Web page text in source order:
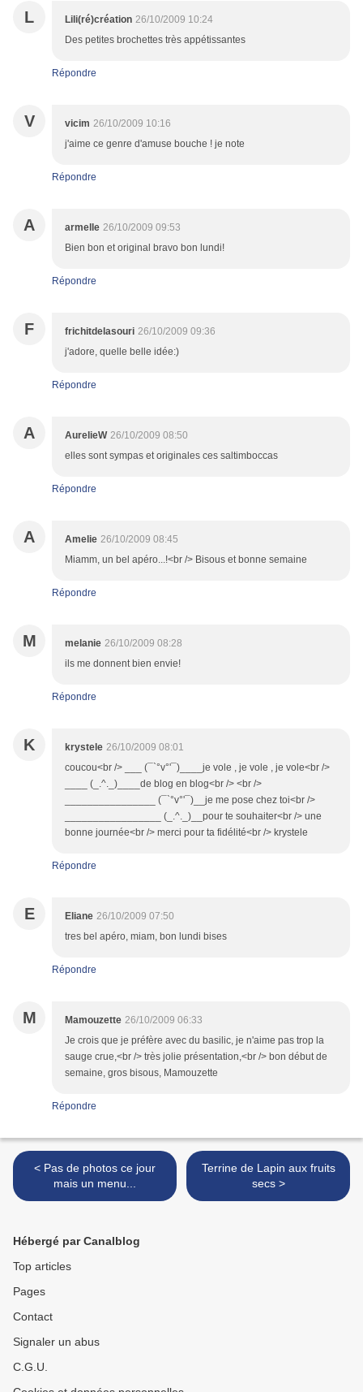
L Lili(ré)création 26/10/2009 10:24
Des petites brochettes très appétissantes
Répondre
V vicim 26/10/2009 10:16
j'aime ce genre d'amuse bouche ! je note
Répondre
A armelle 26/10/2009 09:53
Bien bon et original bravo bon lundi!
Répondre
F frichitdelasouri 26/10/2009 09:36
j'adore, quelle belle idée:)
Répondre
A AurelieW 26/10/2009 08:50
elles sont sympas et originales ces saltimboccas
Répondre
A Amelie 26/10/2009 08:45
Miamm, un bel apéro...!<br /> Bisous et bonne semaine
Répondre
M melanie 26/10/2009 08:28
ils me donnent bien envie!
Répondre
K krystele 26/10/2009 08:01
coucou<br /> ___ (¯`°v°'¯)____je vole , je vole , je vole<br />
____ (_.^._)____de blog en blog<br /> <br />
________________ (¯`°v°'¯)__je me pose chez toi<br />
_________________ (_.^._)__pour te souhaiter<br /> une
bonne journée<br /> merci pour ta fidélité<br /> krystele
Répondre
E Eliane 26/10/2009 07:50
tres bel apéro, miam, bon lundi bises
Répondre
M Mamouzette 26/10/2009 06:33
Je crois que je préfère avec du basilic, je n'aime pas trop la
sauge crue,<br /> très jolie présentation,<br /> bon début de
semaine, gros bisous, Mamouzette
Répondre
< Pas de photos ce jour
mais un menu...
Terrine de Lapin aux fruits
secs >
Hébergé par Canalblog
Top articles
Pages
Contact
Signaler un abus
C.G.U.